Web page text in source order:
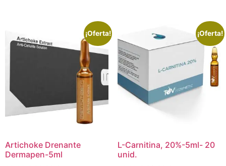
¡Oferta!
Artichoke Drenante
Dermapen-5ml
¡Oferta!
L-Carnitina, 20%-5ml- 20
unid.